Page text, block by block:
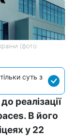
(фото:
суть з
реалізації
В його
у 22